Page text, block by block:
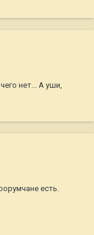
нет... А уши,
есть.